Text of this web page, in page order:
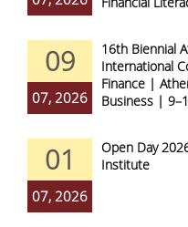
09
07, 2026
16th Biennial
International
Finance |
Business |
01
07, 2026
Open Day
Institute